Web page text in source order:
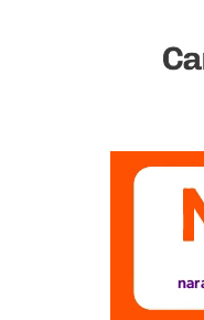
Vivo